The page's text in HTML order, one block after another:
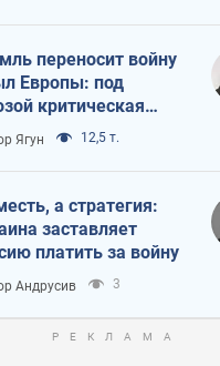
переносит войну
Европы: под
критическая
Ягун 12,5 т.
а стратегия:
заставляет
платить за войну
Андрусив 3